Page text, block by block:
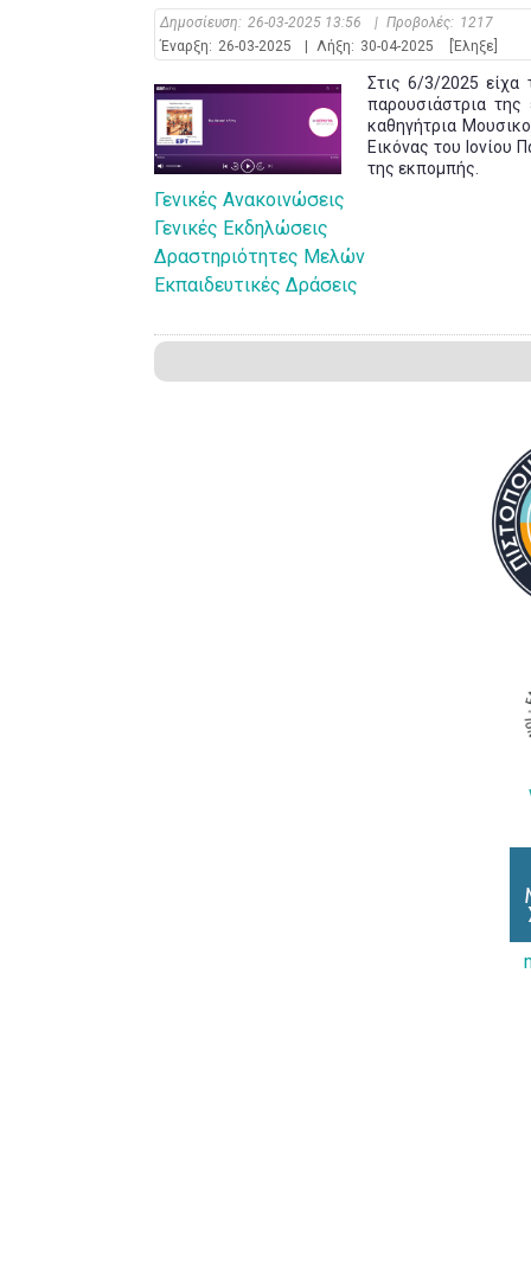
Δημοσίευση: 26-03-2025 13:56 | Προβολές: 1217
Έναρξη: 26-03-2025 Λήξη: 30-04-2025 [Έληξε]
Στις 6/3/2025 είχα
παρουσιάστρια
καθηγήτρια
Εικόνας του Ιονίου
της εκπομπής.
Γενικές Ανακοινώσεις
Γενικές Εκδηλώσεις
Δραστηριότητες Μελών
Εκπαιδευτικές Δράσεις